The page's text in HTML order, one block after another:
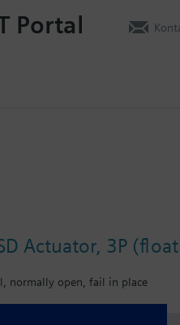
Portal
Actuator, 3P
normally open, fail in place